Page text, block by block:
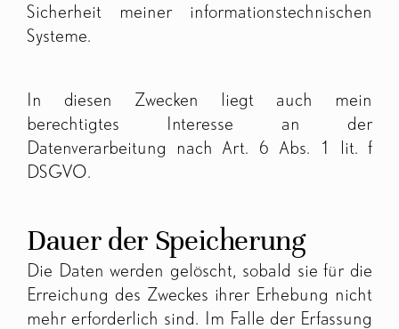
Sicherheit meiner informationstechnischen
Systeme.
In diesen Zwecken liegt auch mein
berechtigtes Interesse an der
Datenverarbeitung nach Art. 6 Abs. 1 lit. f
DSGVO.
Dauer der Speicherung
Die Daten werden gelöscht, sobald sie für die
Erreichung des Zweckes ihrer Erhebung nicht
mehr erforderlich sind. Im Falle der Erfassung